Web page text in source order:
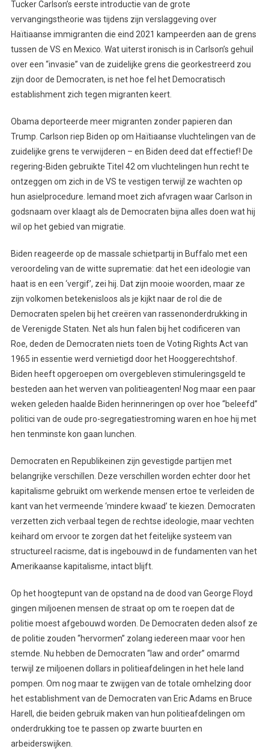
Tucker Carlson’s eerste introductie van de grote
vervangingstheorie was tijdens zijn verslaggeving over
Haïtiaanse immigranten die eind 2021 kampeerden aan de grens
tussen de VS en Mexico. Wat uiterst ironisch is in Carlson’s gehuil
over een “invasie” van de zuidelijke grens die georkestreerd zou
zijn door de Democraten, is net hoe fel het Democratisch
establishment zich tegen migranten keert.
Obama deporteerde meer migranten zonder papieren dan
Trump. Carlson riep Biden op om Haïtiaanse vluchtelingen van de
zuidelijke grens te verwijderen – en Biden deed dat effectief! De
regering-Biden gebruikte Titel 42 om vluchtelingen hun recht te
ontzeggen om zich in de VS te vestigen terwijl ze wachten op
hun asielprocedure. Iemand moet zich afvragen waar Carlson in
godsnaam over klaagt als de Democraten bijna alles doen wat hij
wil op het gebied van migratie.
Biden reageerde op de massale schietpartij in Buffalo met een
veroordeling van de witte suprematie: dat het een ideologie van
haat is en een ‘vergif’, zei hij. Dat zijn mooie woorden, maar ze
zijn volkomen betekenisloos als je kijkt naar de rol die de
Democraten spelen bij het creëren van rassenonderdrukking in
de Verenigde Staten. Net als hun falen bij het codificeren van
Roe, deden de Democraten niets toen de Voting Rights Act van
1965 in essentie werd vernietigd door het Hooggerechtshof.
Biden heeft opgeroepen om overgebleven stimuleringsgeld te
besteden aan het werven van politieagenten! Nog maar een paar
weken geleden haalde Biden herinneringen op over hoe “beleefd”
politici van de oude pro-segregatiestroming waren en hoe hij met
hen tenminste kon gaan lunchen.
Democraten en Republikeinen zijn gevestigde partijen met
belangrijke verschillen. Deze verschillen worden echter door het
kapitalisme gebruikt om werkende mensen ertoe te verleiden de
kant van het vermeende ‘mindere kwaad’ te kiezen. Democraten
verzetten zich verbaal tegen de rechtse ideologie, maar vechten
keihard om ervoor te zorgen dat het feitelijke systeem van
structureel racisme, dat is ingebouwd in de fundamenten van het
Amerikaanse kapitalisme, intact blijft.
Op het hoogtepunt van de opstand na de dood van George Floyd
gingen miljoenen mensen de straat op om te roepen dat de
politie moest afgebouwd worden. De Democraten deden alsof ze
de politie zouden “hervormen” zolang iedereen maar voor hen
stemde. Nu hebben de Democraten “law and order” omarmd
terwijl ze miljoenen dollars in politieafdelingen in het hele land
pompen. Om nog maar te zwijgen van de totale omhelzing door
het establishment van de Democraten van Eric Adams en Bruce
Harell, die beiden gebruik maken van hun politieafdelingen om
onderdrukking toe te passen op zwarte buurten en
arbeiderswijken.